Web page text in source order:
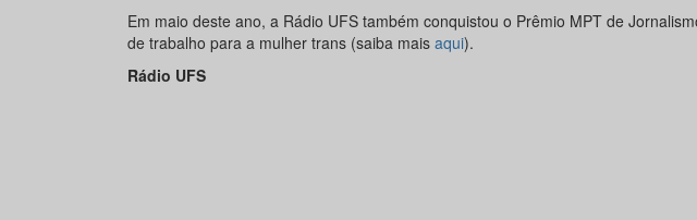
Em maio deste ano, a Rádio UFS também conquistou o Prêmio MPT de
de trabalho para a mulher trans (saiba mais aqui).
Rádio UFS